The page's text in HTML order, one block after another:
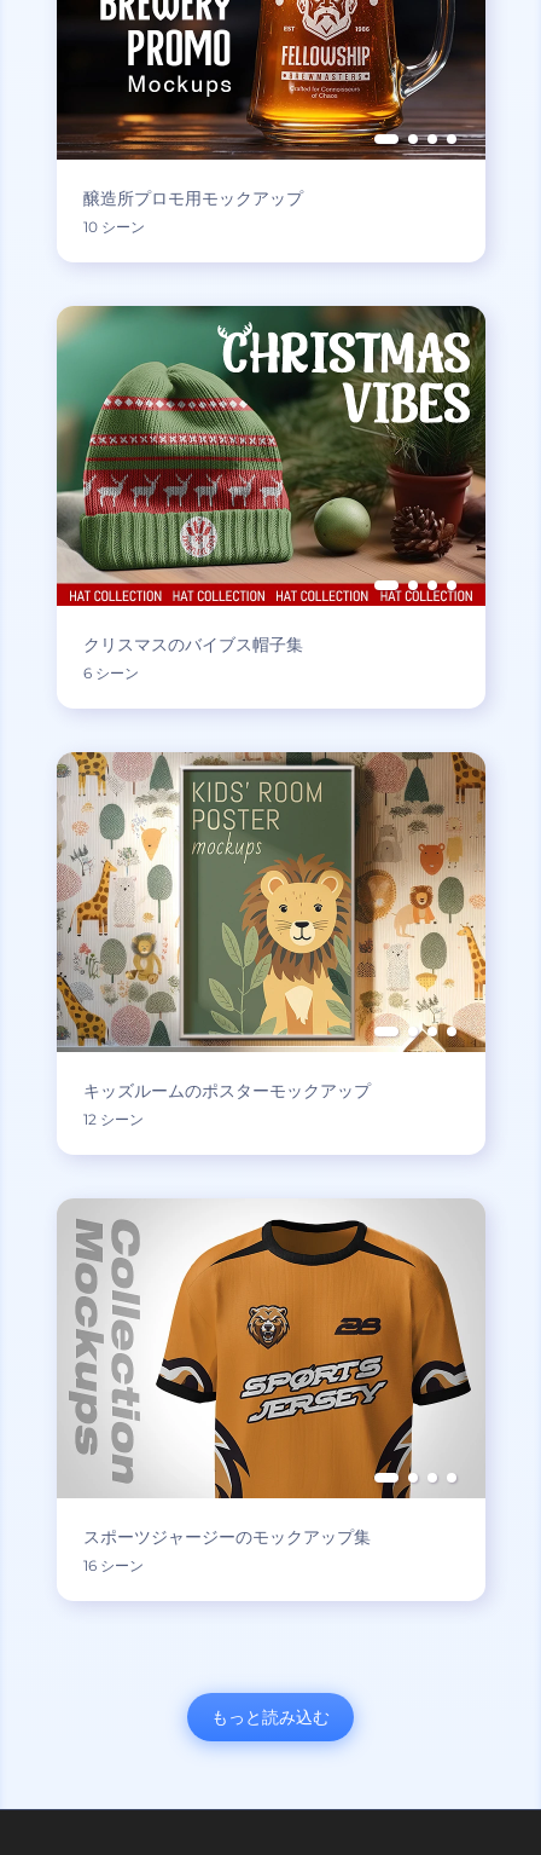
醸造所プロモ用モックアップ
10 シーン
クリスマスのバイブス帽子集
6 シーン
キッズルームのポスターモックアップ
12 シーン
スポーツジャージーのモックアップ集
16 シーン
もっと読み込む